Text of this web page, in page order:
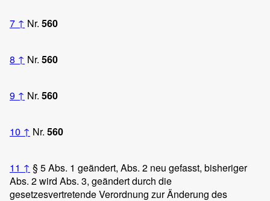
7 ↑ Nr. 560
8 ↑ Nr. 560
9 ↑ Nr. 560
10 ↑ Nr. 560
11 ↑ § 5 Abs. 1 geändert, Abs. 2 neu gefasst, bisheriger
Abs. 2 wird Abs. 3, geändert durch die
gesetzesvertretende Verordnung zur Änderung des